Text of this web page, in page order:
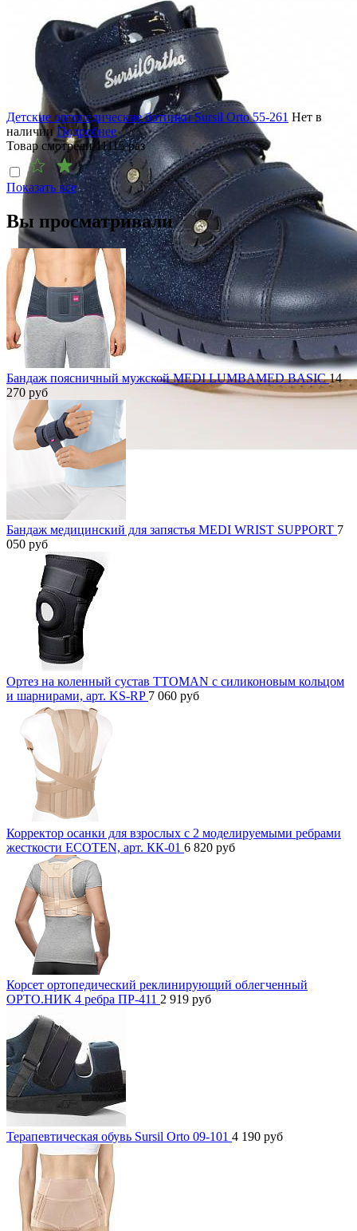
Детские ортопедические ботинки Sursil Orto 55-261 Нет в
наличии Подробнее
Товар смотрели11115раз
Показать все
Вы просматривали
Бандаж поясничный мужской MEDI LUMBAMED BASIC14
270 руб
Бандаж медицинский для запястья MEDI WRIST SUPPORT 7
050 руб
Ортез на коленный сустав TTOMAN с силиконовым кольцом
и шарнирами, арт. KS-RP 7 060 руб
Корректор осанки для взрослых с 2 моделируемыми ребрами
жесткости ECOTEN, арт. КК-01 6 820 руб
Корсет ортопедический реклинирующий облегченный
ОРТО.НИК 4 ребра ПР-411 2 919 руб
Терапевтическая обувь Sursil Orto 09-101 4 190 руб